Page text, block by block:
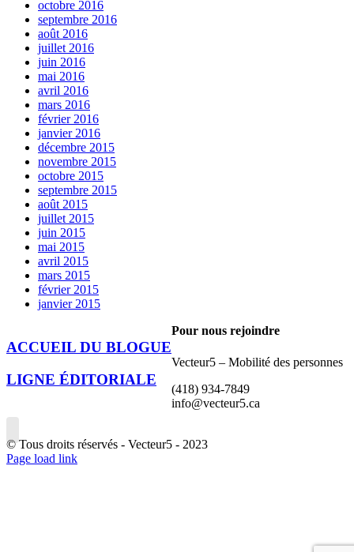
octobre 2016
septembre 2016
août 2016
juillet 2016
juin 2016
mai 2016
avril 2016
mars 2016
février 2016
janvier 2016
décembre 2015
novembre 2015
octobre 2015
septembre 2015
août 2015
juillet 2015
juin 2015
mai 2015
avril 2015
mars 2015
février 2015
janvier 2015
ACCUEIL DU BLOGUE
LIGNE ÉDITORIALE
Pour nous rejoindre
Vecteur5 – Mobilité des personnes
(418) 934-7849
info@vecteur5.ca
© Tous droits réservés - Vecteur5 - 2023
Facebook
Page load link